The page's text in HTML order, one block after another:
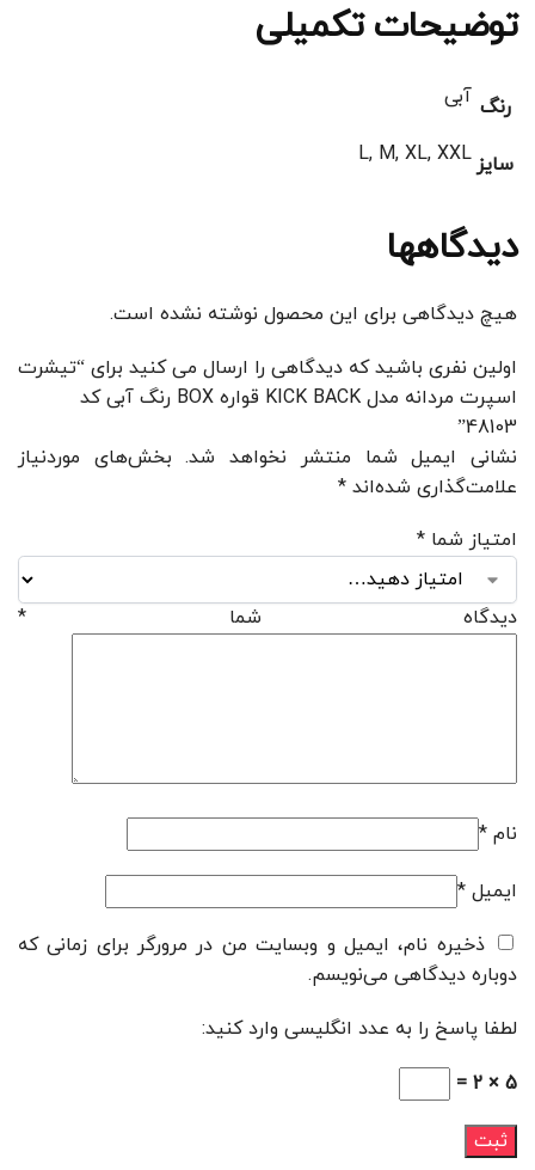
توضیحات تکمیلی
رنگ آبی
سایز L, M, XL, XXL
دیدگاهها
هیچ دیدگاهی برای این محصول نوشته نشده است.
اولین نفری باشید که دیدگاهی را ارسال می کنید برای “تیشرت
اسپرت مردانه مدل KICK BACK قواره BOX رنگ آبی کد
48103”
نشانی ایمیل شما منتشر نخواهد شد. بخش‌های موردنیاز
علامت‌گذاری شده‌اند *
امتیاز شما *
دیدگاه شما *
نام *
ایمیل *
ذخیره نام، ایمیل و وبسایت من در مرورگر برای زمانی که
دوباره دیدگاهی می‌نویسم.
لطفا پاسخ را به عدد انگلیسی وارد کنید:
5 × 2 =